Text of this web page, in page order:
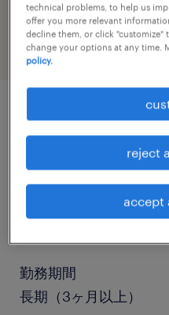
engineering
job details
食品加工・検査・袋詰
勤務期間
長期（3ヶ月以上）
technical problems, to help us
offer you more relevant
decline them, or click "customize"
change your options at any time.
policy.
reject
accept